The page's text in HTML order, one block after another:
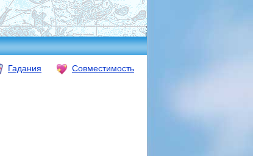
Гадания Совместимость